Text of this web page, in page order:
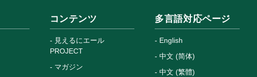
コンテンツ
見えるにエール
PROJECT
マガジン
多言語対応ページ
English
中文 (简体)
中文 (繁體)